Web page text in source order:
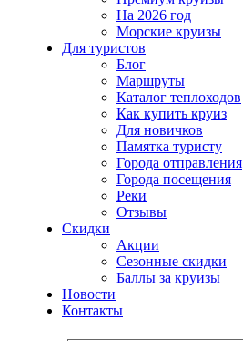
На 2026 год
Морские круизы
Для туристов
Блог
Маршруты
Каталог теплоходов
Как купить круиз
Для новичков
Памятка туристу
Города отправления
Города посещения
Реки
Отзывы
Скидки
Акции
Сезонные скидки
Баллы за круизы
Новости
Контакты